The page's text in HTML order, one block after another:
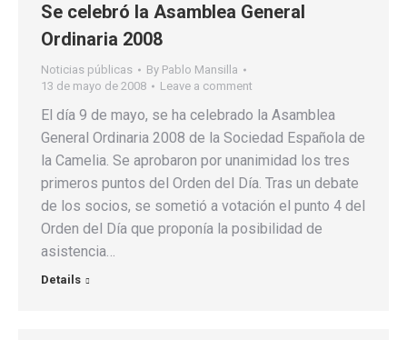
Se celebró la Asamblea General
Ordinaria 2008
Noticias públicas By Pablo Mansilla
13 de mayo de 2008
Leave a comment
El día 9 de mayo, se ha celebrado la Asamblea
General Ordinaria 2008 de la Sociedad Española de
la Camelia. Se aprobaron por unanimidad los tres
primeros puntos del Orden del Día. Tras un debate
de los socios, se sometió a votación el punto 4 del
Orden del Día que proponía la posibilidad de
asistencia…
Details